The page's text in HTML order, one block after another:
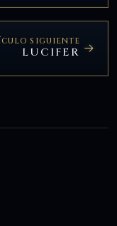
SIGUIENTE
LUCIFER